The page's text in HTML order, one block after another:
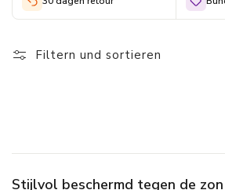
De zonneklep is lichtgewicht, eenvoudig
gemak wil combineren met een verzorgde
Filtern und sortieren
Stijlvol beschermd tegen de zon